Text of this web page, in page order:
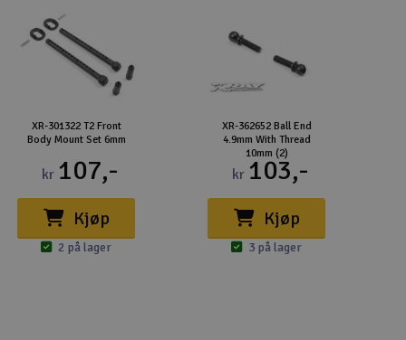
XR-301322 T2 Front
Body Mount Set 6mm
kr 107,-
Kjøp
2 på lager
XR-362652 Ball End
4.9mm With Thread
10mm (2)
kr 103,-
Kjøp
3 på lager